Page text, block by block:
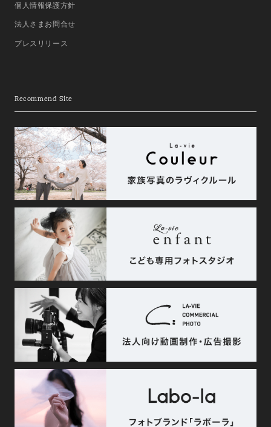
個人情報保護方針
法人さまお問合せ
プレスリリース
Recommend Site